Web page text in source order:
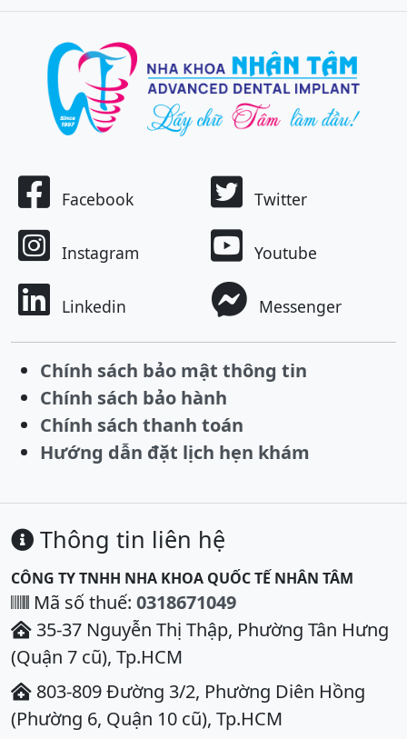
Facebook Twitter
Instagram Youtube
Linkedin Messenger
Chính sách bảo mật thông tin
Chính sách bảo hành
Chính sách thanh toán
Hướng dẫn đặt lịch hẹn khám
Thông tin liên hệ
CÔNG TY TNHH NHA KHOA QUỐC TẾ NHÂN TÂM
Mã số thuế: 0318671049
35-37 Nguyễn Thị Thập, Phường Tân Hưng
(Quận 7 cũ), Tp.HCM
803-809 Đường 3/2, Phường Diên Hồng
(Phường 6, Quận 10 cũ), Tp.HCM